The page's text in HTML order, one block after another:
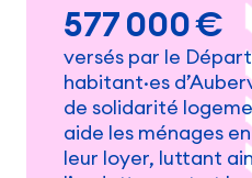
577 000 €
versés par le
habitant·es
de solidarité
aide les ménages
leur loyer, luttant